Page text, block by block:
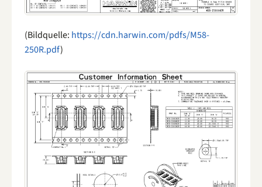
(Bildquelle: https://cdn.harwin.com/pdfs/M58-
250R.pdf)